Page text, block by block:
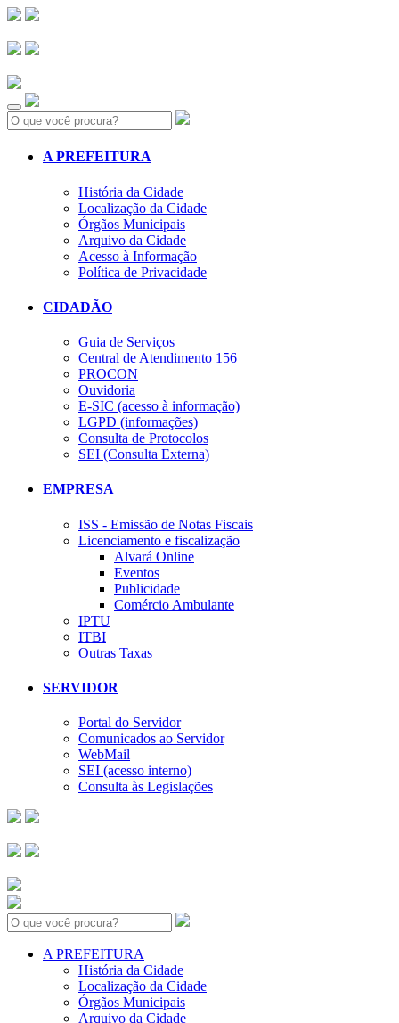
Search:
A PREFEITURA
História da Cidade
Localização da Cidade
Órgãos Municipais
Arquivo da Cidade
Acesso à Informação
Política de Privacidade
CIDADÃO
Guia de Serviços
Central de Atendimento 156
PROCON
Ouvidoria
E-SIC (acesso à informação)
LGPD (informações)
Consulta de Protocolos
SEI (Consulta Externa)
EMPRESA
ISS - Emissão de Notas Fiscais
Licenciamento e fiscalização
Alvará Online
Eventos
Publicidade
Comércio Ambulante
IPTU
ITBI
Outras Taxas
SERVIDOR
Portal do Servidor
Comunicados ao Servidor
WebMail
SEI (acesso interno)
Consulta às Legislações
Search:
A PREFEITURA
História da Cidade
Localização da Cidade
Órgãos Municipais
Arquivo da Cidade